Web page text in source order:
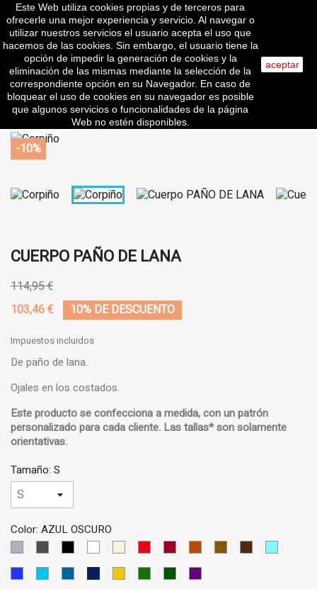

search
-10%
CUERPO PAÑO DE LANA
114,95 €
103,46 €
10% DE DESCUENTO
Impuestos incluidos
De paño de lana.
Ojales en los costados.
Este producto se confecciona a medida, con unpatrón
personalizadopara cada cliente. Las tallas* son solamente
orientativas.
Tamaño: S
Color: AZUL OSCURO
AZUL
Este Web utiliza cookies propias y de terceros para
ofrecerle una mejor experiencia y servicio. Al navegar o
utilizar nuestros servicios el usuario acepta el uso que
hacemos de las cookies. Sin embargo, el usuario tiene la
opción de impedir la generación de cookies y la
eliminación de las mismas mediante la selección de la
correspondiente opción en su Navegador. En caso de
bloquear el uso de cookies en su navegador es posible
que algunos servicios o funcionalidades de la página
Web no estén disponibles.
aceptar